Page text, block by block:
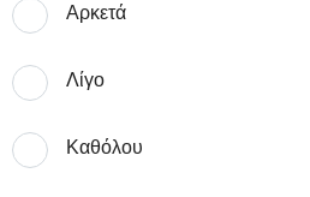
Αρκετά
Λίγο
Καθόλου